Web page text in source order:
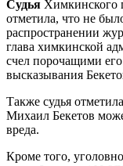
Судья Химкинского
отметила, что не
распространении
глава химкинской
счел порочащими
высказывания
Также судья
Михаил Бекетов
вреда.
Кроме того,